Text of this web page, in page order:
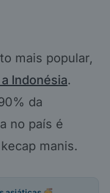
mais popular,
Indonésia.
da
no país é
manis.